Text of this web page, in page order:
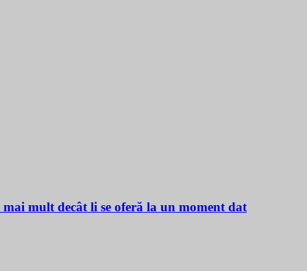
mult decât li se oferă la un moment dat